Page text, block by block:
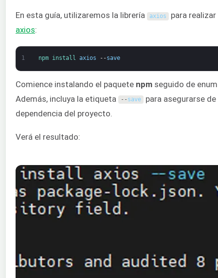
En esta guía, utilizaremos la librería axios para realizar
axios:
1 npm install axios --save
Comience instalando el paquete npm seguido de
Además, incluya la etiqueta
-- save para asegurarse
dependencia del proyecto.
Verá el resultado: